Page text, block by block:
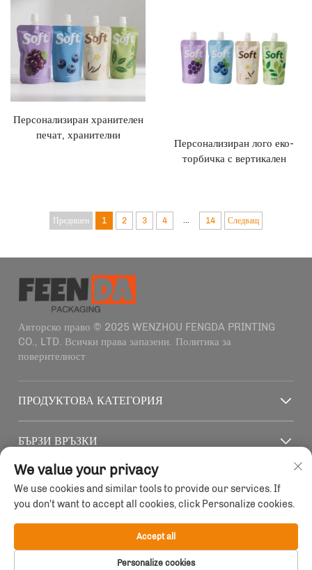
течности
Персонализиран хранителен
печат, хранителни
Персонализиран лого еко-
торбичка с вертикален
Предишен 1 2 3 4 14 Следващ
Авторско право © 2025 WENZHOU FENGDA PRINTING
CO., LTD. Всички права запазени. Политика за
поверителност
ПРОДУКТОВА КАТЕГОРИЯ
БЪРЗИ ВРЪЗКИ
КОНТАКТНА ИНФО
Office add : Зграда 4, № 1915-2011 ул. Хайфенг,
+86-13758856618
We value your privacy
We use cookies and similar tools to provide our services. If
you don't want to accept all cookies, click Personalize cookies.
Personalize cookies
Accept all